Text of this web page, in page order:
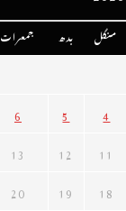
منگل بدھ جمعرات
4
5
6
11
12
13
18
19
20